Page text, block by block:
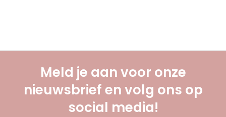
Meld je aan voor onze
nieuwsbrief en volg ons op
social media!